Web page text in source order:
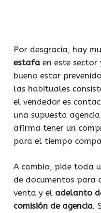
Por desgracia, hay
estafa en este sector
bueno estar
las habituales
el vendedor es
una supuesta
afirma tener un
para el tiempo
A cambio, pide toda
de documentos para
venta y el adelanto
comisión de agencia.